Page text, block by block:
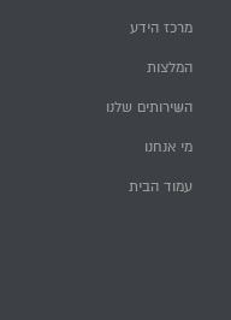
מרכז הידע
המלצות
השירותים שלנו
מי אנחנו
עמוד הבית